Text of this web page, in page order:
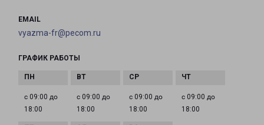
EMAIL
vyazma-fr@pecom.ru
ГРАФИК РАБОТЫ
с 09:00 до
18:00
с 09:00 до
18:00
с 09:00 до
18:00
с 09:00 до
18:00